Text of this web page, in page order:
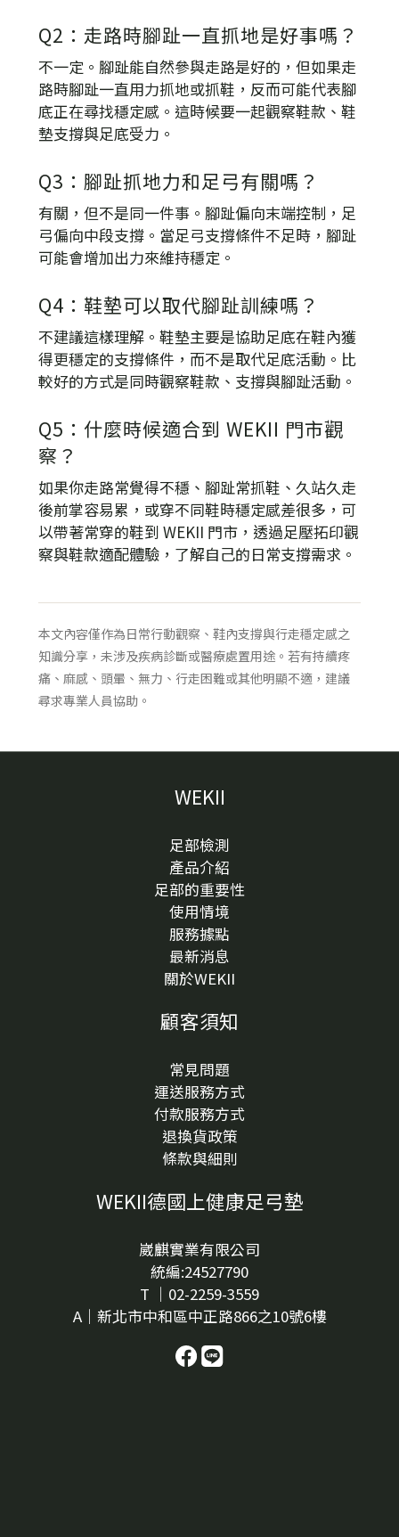
Q2：走路時腳趾一直抓地是好事嗎？
不一定。腳趾能自然參與走路是好的，但如果走
路時腳趾一直用力抓地或抓鞋，反而可能代表腳
底正在尋找穩定感。這時候要一起觀察鞋款、鞋
墊支撐與足底受力。
Q3：腳趾抓地力和足弓有關嗎？
有關，但不是同一件事。腳趾偏向末端控制，足
弓偏向中段支撐。當足弓支撐條件不足時，腳趾
可能會增加出力來維持穩定。
Q4：鞋墊可以取代腳趾訓練嗎？
不建議這樣理解。鞋墊主要是協助足底在鞋內獲
得更穩定的支撐條件，而不是取代足底活動。比
較好的方式是同時觀察鞋款、支撐與腳趾活動。
Q5：什麼時候適合到 WEKII 門市觀
察？
如果你走路常覺得不穩、腳趾常抓鞋、久站久走
後前掌容易累，或穿不同鞋時穩定感差很多，可
以帶著常穿的鞋到 WEKII 門市，透過足壓拓印觀
察與鞋款適配體驗，了解自己的日常支撐需求。
本文內容僅作為日常行動觀察、鞋內支撐與行走穩定感之
知識分享，未涉及疾病診斷或醫療處置用途。若有持續疼
痛、麻感、頭暈、無力、行走困難或其他明顯不適，建議
尋求專業人員協助。
WEKII
足部檢測
產品介紹
足部的重要性
使用情境
服務據點
最新消息
關於WEKII
顧客須知
常見問題
運送服務方式
付款服務方式
退換貨政策
條款與細則
WEKII德國上健康足弓墊
崴麒實業有限公司
統編:24527790
T ｜02-2259-3559
A｜新北市中和區中正路866之10號6樓